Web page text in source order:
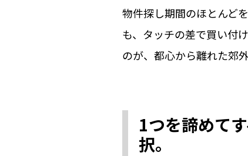
物件探し期間のほとんど
も、タッチの差で買い付
のが、都心から離れた郊
1つを諦めて
択。